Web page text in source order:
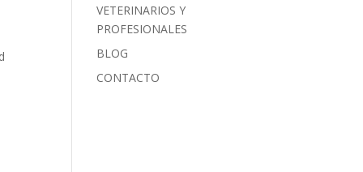
VETERINARIOS Y
PROFESIONALES
BLOG
CONTACTO